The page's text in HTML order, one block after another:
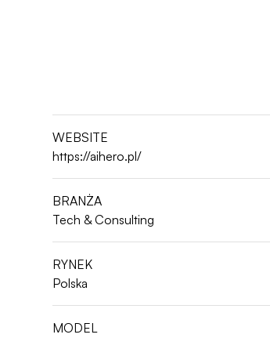
WEBSITE
https://aihero.pl/
BRANŻA
Tech & Consulting
RYNEK
Polska
MODEL